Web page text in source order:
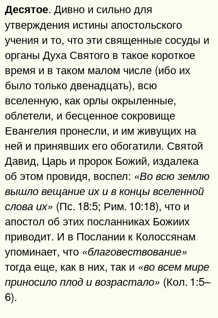
Десятое. Дивно и сильно для
утверждения истины апостольского
учения и то, что эти священные сосуды и
органы Духа Святого в такое короткое
время и в таком малом числе (ибо их
было только двенадцать), всю
вселенную, как орлы окрыленные,
облетели, и бесценное сокровище
Евангелия пронесли, и им живущих на
ней и принявших его обогатили. Святой
Давид, Царь и пророк Божий, издалека
об этом провидя, воспел: «Во всю землю
вышло вещание их и в концы вселенной
слова их» (Пс. 18:5; Рим. 10:18), что и
апостол об этих посланниках Божиих
приводит. И в Послании к Колоссянам
упоминает, что «благовествование»
тогда еще, как в них, так и «во всем мире
приносило плод и возрастало» (Кол. 1:5–
6).